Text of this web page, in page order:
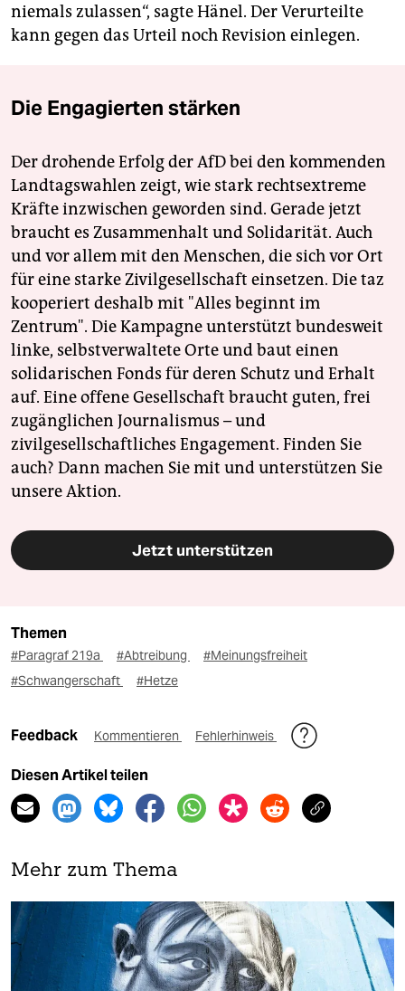
niemals zulassen“, sagte Hänel. Der Verurteilte
kann gegen das Urteil noch Revision einlegen.
Die Engagierten stärken
Der drohende Erfolg der AfD bei den kommenden
Landtagswahlen zeigt, wie stark rechtsextreme
Kräfte inzwischen geworden sind. Gerade jetzt
braucht es Zusammenhalt und Solidarität. Auch
und vor allem mit den Menschen, die sich vor Ort
für eine starke Zivilgesellschaft einsetzen. Die taz
kooperiert deshalb mit "Alles beginnt im
Zentrum". Die Kampagne unterstützt bundesweit
linke, selbstverwaltete Orte und baut einen
solidarischen Fonds für deren Schutz und Erhalt
auf. Eine offene Gesellschaft braucht guten, frei
zugänglichen Journalismus – und
zivilgesellschaftliches Engagement. Finden Sie
auch? Dann machen Sie mit und unterstützen Sie
unsere Aktion.
Jetzt unterstützen
Themen
#Paragraf 219a #Abtreibung
#Meinungsfreiheit
#Schwangerschaft
#Hetze
Feedback Kommentieren Fehlerhinweis
Diesen Artikel teilen
Mehr zum Thema